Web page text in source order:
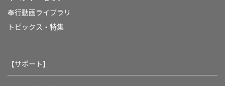
奉行動画ライブラリ
トピックス・特集
【サポート】